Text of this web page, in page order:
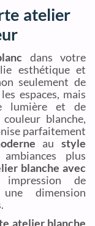
atelier
dans votre
esthétique et
seulement de
espaces, mais
lumière et de
blanche,
parfaitement
austyle
plus
blanche avec
de
dimension
atelier blanche